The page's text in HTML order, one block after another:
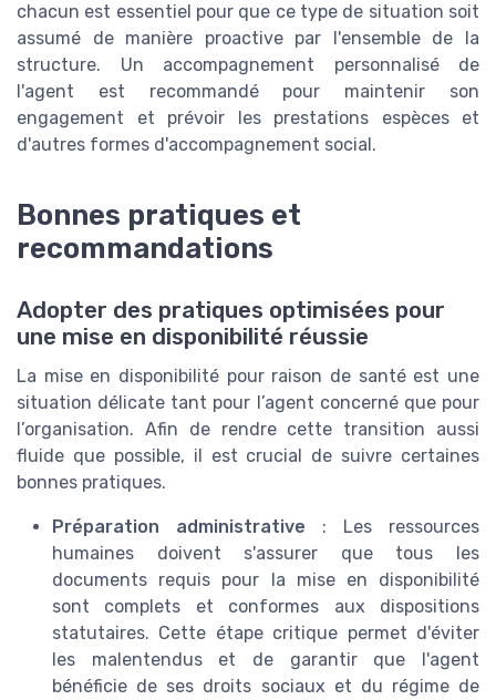
chacun est essentiel pour que ce type de situation soit
assumé de manière proactive par l'ensemble de la
structure. Un accompagnement personnalisé de
l'agent est recommandé pour maintenir son
engagement et prévoir les prestations espèces et
d'autres formes d'accompagnement social.
Bonnes pratiques et
recommandations
Adopter des pratiques optimisées pour
une mise en disponibilité réussie
La mise en disponibilité pour raison de santé est une
situation délicate tant pour l’agent concerné que pour
l’organisation. Afin de rendre cette transition aussi
fluide que possible, il est crucial de suivre certaines
bonnes pratiques.
Préparation administrative : Les ressources
humaines doivent s'assurer que tous les
documents requis pour la mise en disponibilité
sont complets et conformes aux dispositions
statutaires. Cette étape critique permet d'éviter
les malentendus et de garantir que l'agent
bénéficie de ses droits sociaux et du régime de